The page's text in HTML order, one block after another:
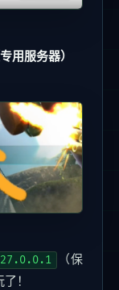
用服务器）
（保
！